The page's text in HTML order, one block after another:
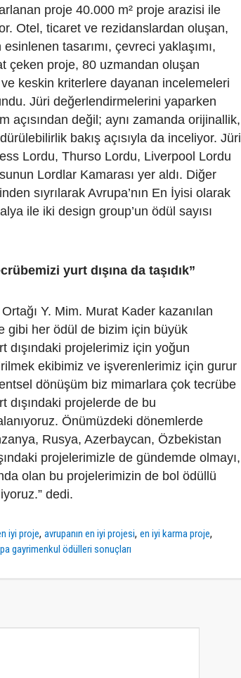
proje 40.000 m² proje arazisi ile
Otel, ticaret ve rezidanslardan oluşan,
esinlenen tasarımı, çevreci yaklaşımı,
çeken proje, 80 uzmandan oluşan
keskin kriterlere dayanan incelemeleri
Jüri değerlendirmelerini yaparken
açısından değil; aynı zamanda orijinallik,
bakış açısıyla da inceliyor. Jüri
Lordu, Thurso Lordu, Liverpool Lordu
Lordlar Kamarası yer aldı. Diğer
sıyrılarak Avrupa’nın En İyisi olarak
ile iki design group’un ödül sayısı
yurt dışına da taşıdık”
Y. Mim. Murat Kader kazanılan
gibi her ödül de bizim için büyük
dışındaki projelerimiz için yoğun
ekibimiz ve işverenlerimiz için gurur
dönüşüm biz mimarlara çok tecrübe
dışındaki projelerde de bu
Önümüzdeki dönemlerde
Rusya, Azerbaycan, Özbekistan
projelerimizle de gündemde olmayı,
olan bu projelerimizin de bol ödüllü
dedi.
iyi proje,avrupanın en iyi projesi,en iyi karma proje,
gayrimenkul ödülleri sonuçları